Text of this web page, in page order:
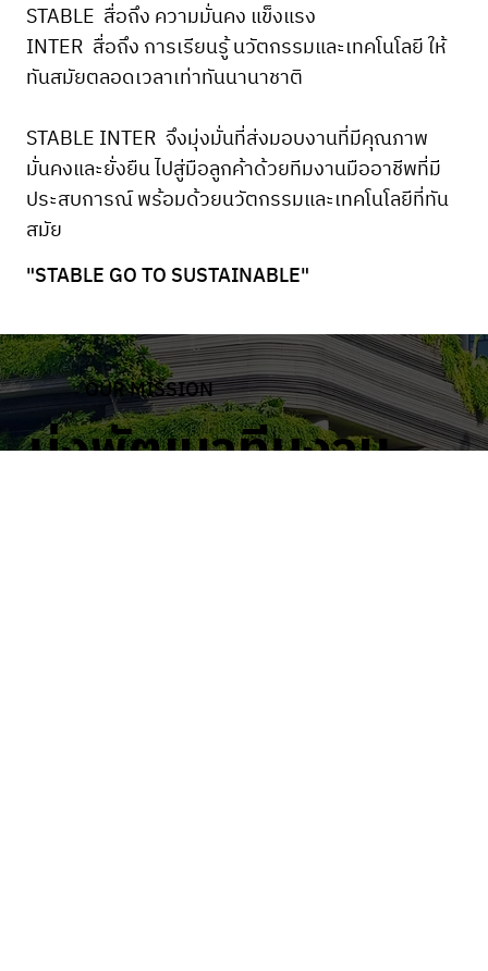
STABLE สื่อถึง ความมั่นคง แข็งแรง
INTER สื่อถึง การเรียนรู้ นวัตกรรมและเทคโนโลยี ให้
ทันสมัยตลอดเวลาเท่าทันนานาชาติ
STABLE INTER จึงมุ่งมั่นที่ส่งมอบงานที่มีคุณภาพ
มั่นคงและยั่งยืน ไปสู่มือลูกค้าด้วยทีมงานมืออาชีพที่มี
ประสบการณ์ พร้อมด้วยนวัตกรรมและเทคโนโลยีที่ทัน
สมัย
"STABLE GO TO SUSTAINABLE"
OUR MISSION
มุ่งพัฒนาทีมงาน